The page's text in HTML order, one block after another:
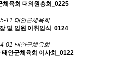
체육회 대의원총회_0225
11 태안군체육회
및 임원 이취임식_0124
01 태안군체육회
태안군체육회 이사회_0122